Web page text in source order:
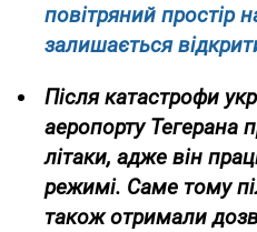
повітряний простір
залишається
Після катастрофи
аеропорту Тегерана
літаки, адже він
режимі. Саме тому
також отримали